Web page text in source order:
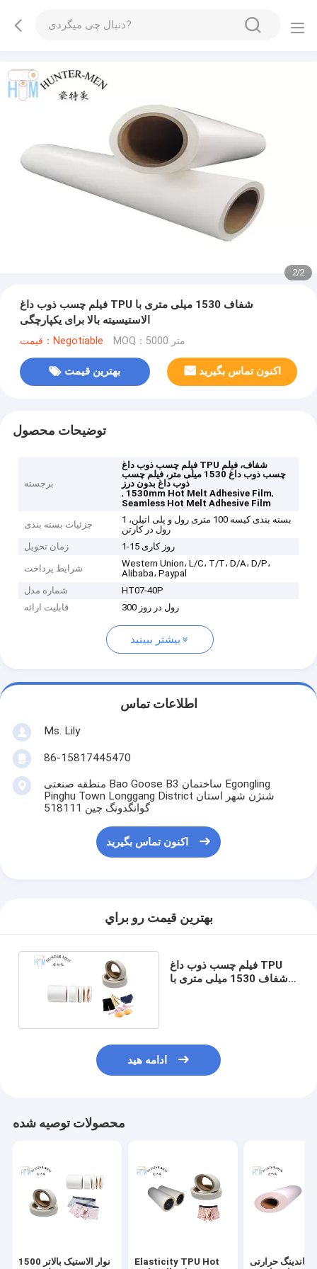
2/2
فیلم چسب ذوب داغ TPU شفاف 1530 میلی متری با
الاستیسیته بالا برای یکپارچگی
قیمت：Negotiable MOQ：5000 متر
بهترین قیمت اکنون تماس بگیرید
توضیحات محصول
برجسته
فیلم چسب ذوب داغ TPU شفاف، فیلم
چسب ذوب داغ 1530 میلی متر، فیلم چسب
ذوب داغ بدون درز
, 1530mm Hot Melt Adhesive Film,
Seamless Hot Melt Adhesive Film
جزئیات بسته بندی
بسته بندی کیسه 100 متری رول و پلی اتیلن، 1
رول در کارتن
زمان تحویل
1-15 روز کاری
شرایط پرداخت
Western Union، L/C، T/T، D/A، D/P،
Alibaba، Paypal
شماره مدل
HT07-40P
قابلیت ارائه
300 رول در روز
بیشتر ببینید
اطلاعات تماس
Ms. Lily
86-15817445470
منطقه صنعتی Bao Goose B3 ساختمان Egongling
Pinghu Town Longgang District شنژن شهر استان
گوانگدونگ چین 518111
اکنون تماس بگیرید
بهترين قيمت رو براي
فیلم چسب ذوب داغ TPU
شفاف 1530 میلی متری با
ادامه هید
محصولات توصیه شده
نوار الاستیک بالاتر 1500
Elasticity TPU Hot
باندینگ حرارتی